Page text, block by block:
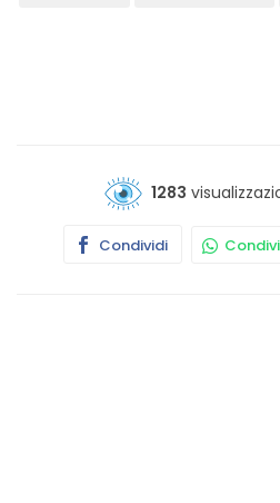
1283
Condividi